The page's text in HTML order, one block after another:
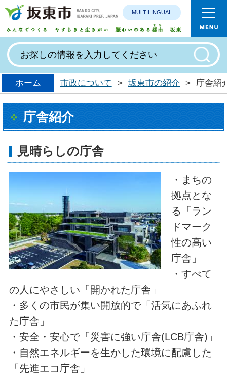
みんなで
MULTILINGUAL
ホーム 市政について > 坂東市の紹介 > 庁舎紹
庁舎紹介
見晴らしの庁舎
・まちの
拠点とな
る「ラン
ドマーク
性の高い
庁舎」
・すべて
の人にやさしい「開かれた庁舎」
・多くの市民が集い開放的で「活気にあふれ
た庁舎」
・安全・安心で「災害に強い庁舎(LCB庁舎)」
・自然エネルギーを生かした環境に配慮した
「先進エコ庁舎」